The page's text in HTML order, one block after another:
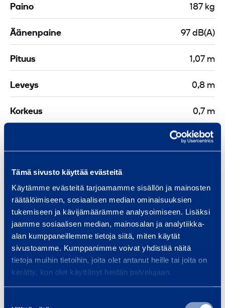
Tämä sivusto käyttää evästeitä
Käytämme evästeitä tarjoamamme sisällön ja mainosten
räätälöimiseen, sosiaalisen median ominaisuuksien
tukemiseen ja kävijämäärämme analysoimiseen. Lisäksi
jaamme sosiaalisen median, mainosalan ja analytiikka-
alan kumppaneillemme tietoja siitä, miten käytät
sivustoamme. Kumppanimme voivat yhdistää näitä
tietoja muihin tietoihin, joita olet antanut heille tai joita on
kerätty, kun olet käyttänyt heidän palvelujaan.
m
m
1
u
1
2
K
/
m
-
1
2
m
m
Paino 187 kg
Äänenpaine 97 dB(A)
Pituus 1,07 m
Leveys 0,8 m
Korkeus 0,7 m
Asiakirjat
Samankaltaisia tuotteita
D